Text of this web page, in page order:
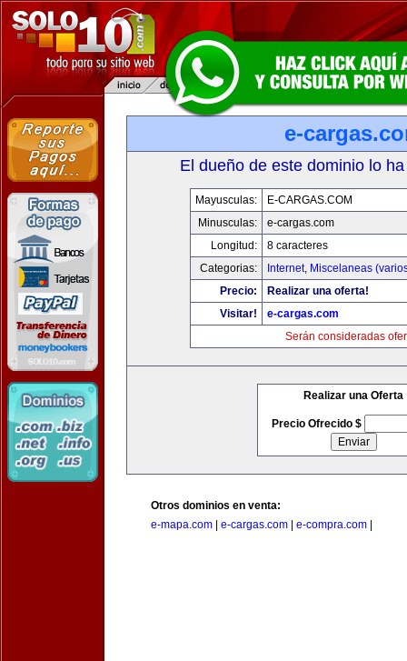
e-
El dueño de este dominio lo
Mayusculas:
E-CARGAS.COM
Minusculas:
e-cargas.com
Longitud:
8 caracteres
Categorias:
Internet, Miscelaneas
Precio:
Realizar una oferta!
Visitar!
e-cargas.com
Serán consideradas
Realizar una Oferta
Precio Ofrecido $
Otros dominios en venta:
e-mapa.com
e-cargas.com e-compra.com